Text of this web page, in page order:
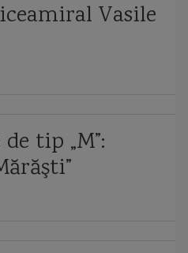
Vasile
tip „M”: